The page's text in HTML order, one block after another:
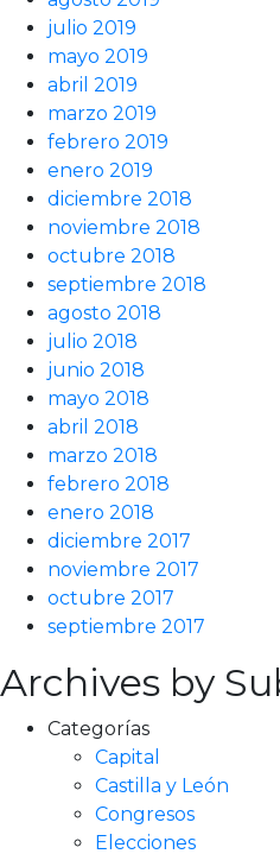
julio 2019
mayo 2019
abril 2019
marzo 2019
febrero 2019
enero 2019
diciembre 2018
noviembre 2018
octubre 2018
septiembre 2018
agosto 2018
julio 2018
junio 2018
mayo 2018
abril 2018
marzo 2018
febrero 2018
enero 2018
diciembre 2017
noviembre 2017
octubre 2017
septiembre 2017
Archives by
Categorías
Capital
Castilla y León
Congresos
Elecciones